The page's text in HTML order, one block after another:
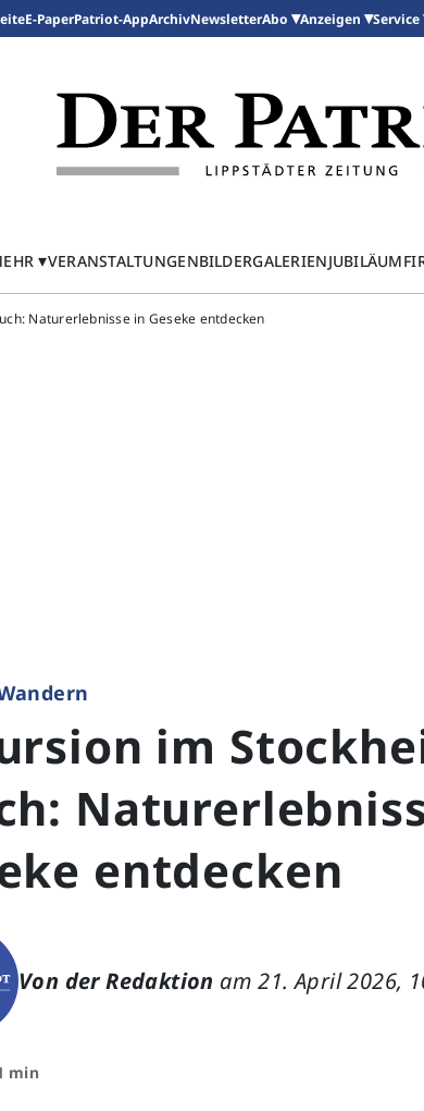
E-PaperPatriot-AppArchivNewsletterAbo Anzeigen Service
VERANSTALTUNGENBILDERGALERIENJUBILÄUM
Naturerlebnisse in Geseke entdecken
im
entdecken
Von der Redaktion am 21. April 2026,
min